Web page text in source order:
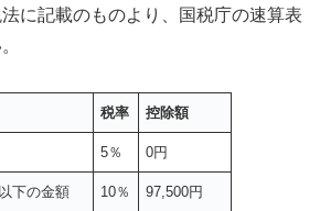
に記載のものより、国税庁の速算表
税率 控除額
5％ 0円
下の金額 10％ 97,500円